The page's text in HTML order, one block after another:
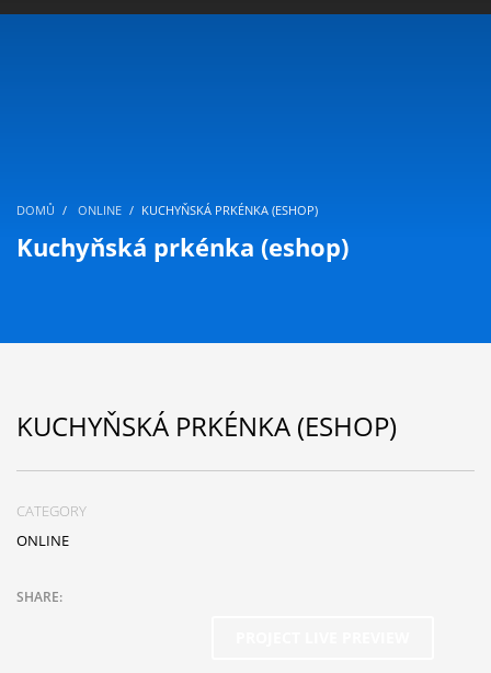
DOMŮ ONLINE KUCHYŇSKÁ PRKÉNKA (ESHOP)
Kuchyňská prkénka (eshop)
KUCHYŇSKÁ PRKÉNKA (ESHOP)
CATEGORY
ONLINE